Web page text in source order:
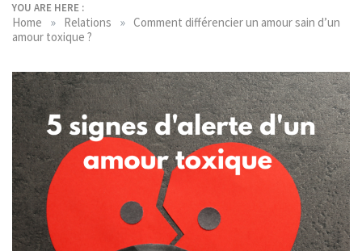
YOU ARE HERE :
Home » Relations » Comment différencier un amour sain d’un
amour toxique ?